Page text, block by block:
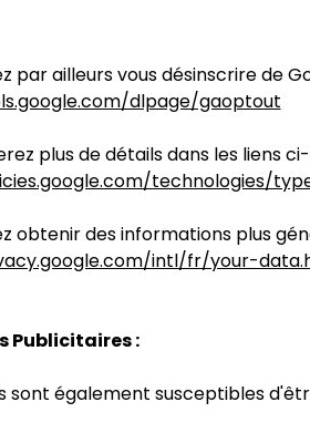
par ailleurs vous désinscrire de
dlpage/gaoptout
plus de détails dans les liens
technologies/
obtenir des informations plus
intl/fr/your-
Publicitaires :
sont également susceptibles